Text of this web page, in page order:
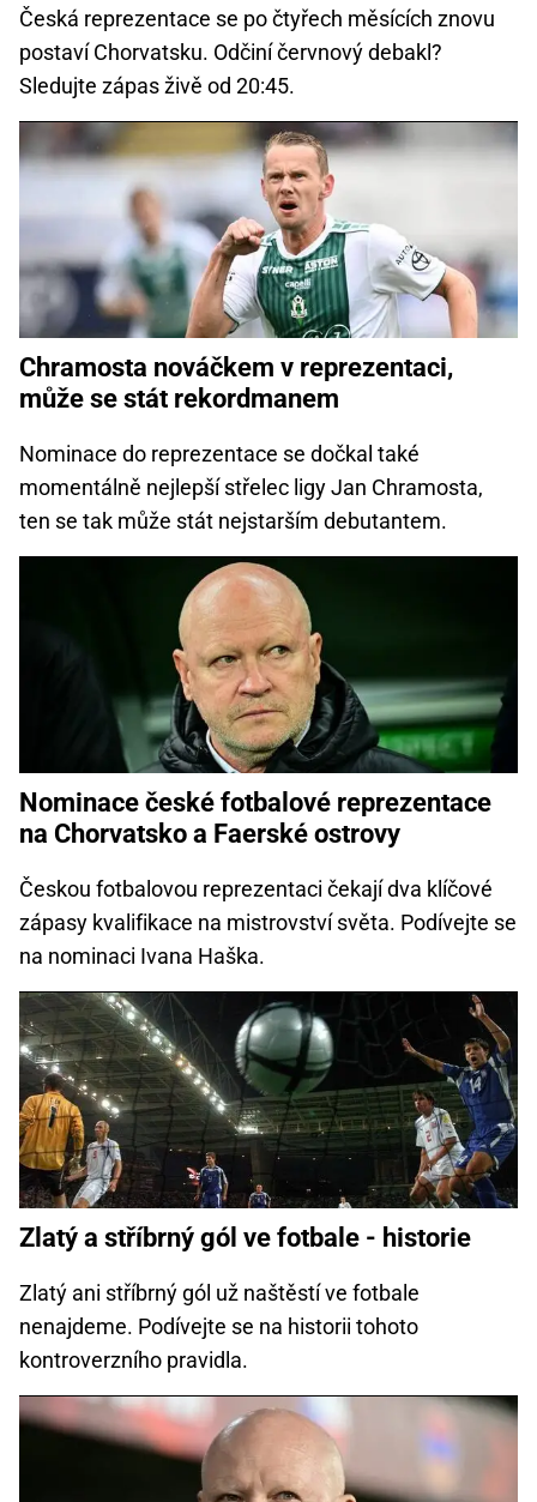
Česká reprezentace se po čtyřech měsících znovu
postaví Chorvatsku. Odčiní červnový debakl?
Sledujte zápas živě od 20:45.
Chramosta nováčkem v reprezentaci,
může se stát rekordmanem
Nominace do reprezentace se dočkal také
momentálně nejlepší střelec ligy Jan Chramosta,
ten se tak může stát nejstarším debutantem.
Nominace české fotbalové reprezentace
na Chorvatsko a Faerské ostrovy
Českou fotbalovou reprezentaci čekají dva klíčové
zápasy kvalifikace na mistrovství světa. Podívejte se
na nominaci Ivana Haška.
Zlatý a stříbrný gól ve fotbale - historie
Zlatý ani stříbrný gól už naštěstí ve fotbale
nenajdeme. Podívejte se na historii tohoto
kontroverzního pravidla.